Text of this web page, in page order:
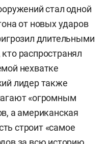
стал одной
от новых ударов
длительными
распространял
нехватке
лидер также
«огромным
а американская
строит «самое